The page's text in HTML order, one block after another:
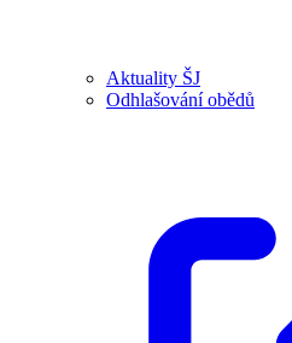
Aktuality ŠJ
Odhlašování obědů